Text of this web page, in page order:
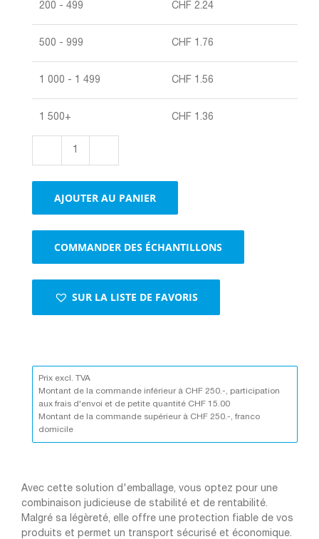
200 - 499 CHF 2.24
500 - 999 CHF 1.76
1 000 - 1 499 CHF 1.56
1 500+ CHF 1.36
cloches
brun
AJOUTER AU PANIER
COMMANDER DES ÉCHANTILLONS
SUR LA LISTE DE FAVORIS
Prix excl. TVA
Montant de la commande inférieur à CHF 250.-, participation
aux frais d'envoi et de petite quantité CHF 15.00
Montant de la commande supérieur à CHF 250.-, franco
domicile
Avec cette solution d'emballage, vous optez pour une
combinaison judicieuse de stabilité et de rentabilité.
Malgré sa légèreté, elle offre une protection fiable de vos
produits et permet un transport sécurisé et économique.